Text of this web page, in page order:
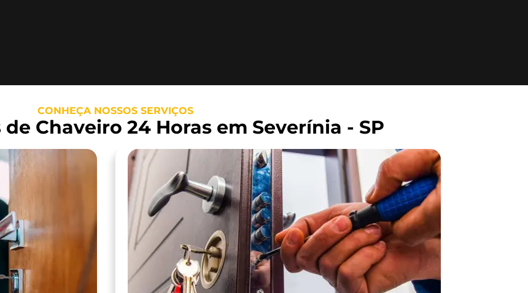
CONHEÇA NOSSOS SERVIÇOS
de Chaveiro 24 Horas em Severínia - SP